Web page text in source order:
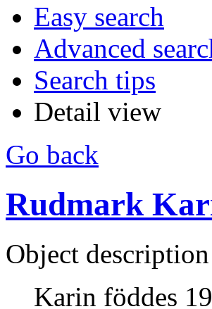
Easy search
Advanced
Search tips
Detail view
Go back
Rudmark
Object description
Karin föddes